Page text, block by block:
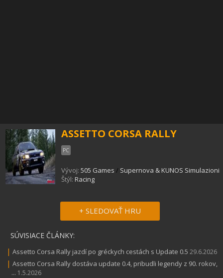
ASSETTO CORSA RALLY
PC
Vývoj: 505 Games / Supernova & KUNOS Simulazioni
Štýl: Racing
+ SLEDOVAŤ HRU
SÚVISIACE ČLÁNKY:
| Assetto Corsa Rally jazdí po gréckych cestách s Update 0.5 29.6.2026
| Assetto Corsa Rally dostáva update 0.4, pribudli legendy z 90. rokov,
... 1.5.2026